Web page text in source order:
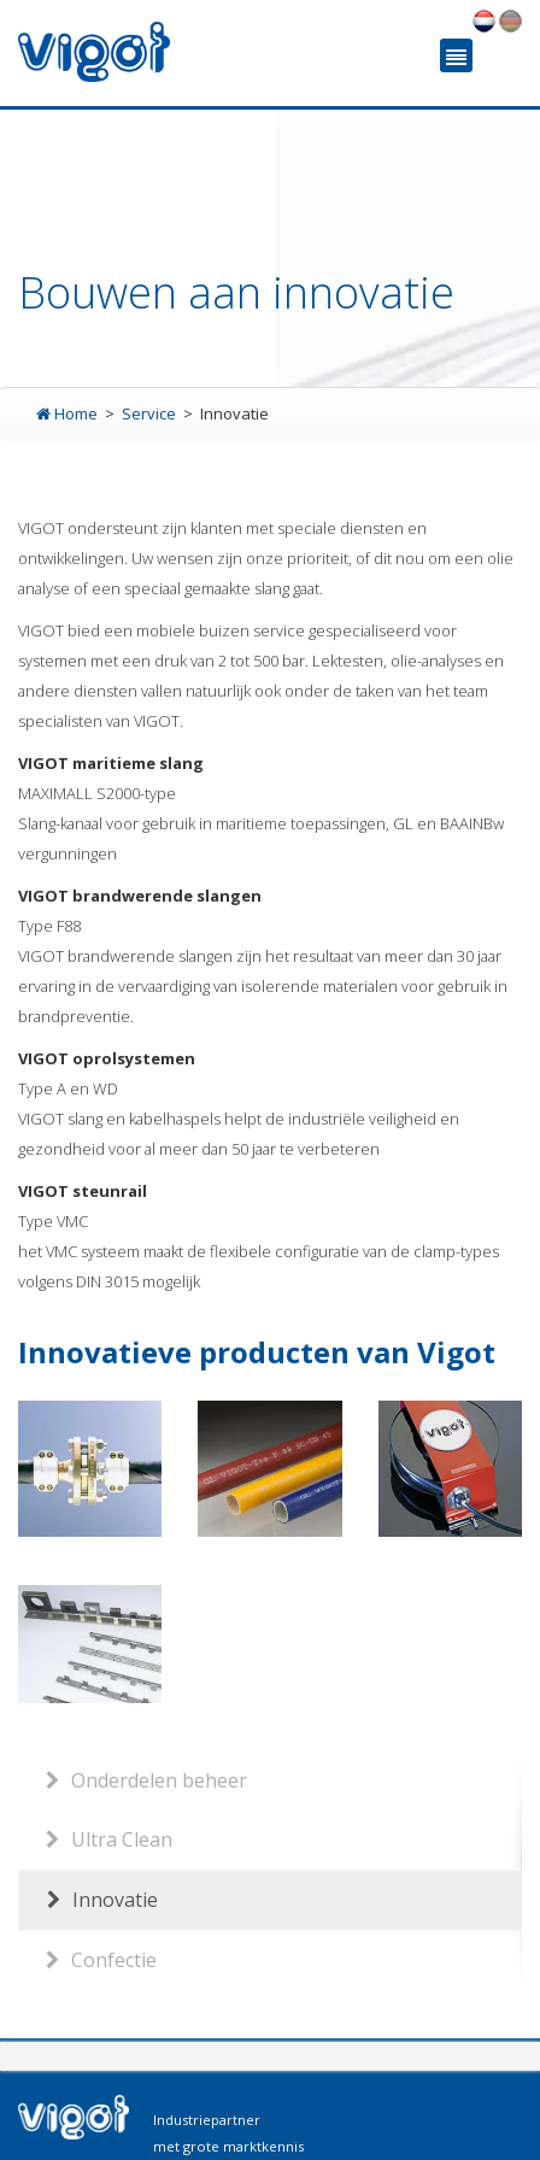
Bouwen aan innovatie
Home Service Innovatie
VIGOT ondersteunt zijn klanten met speciale diensten en
ontwikkelingen. Uw wensen zijn onze prioriteit, of dit nou om een olie
analyse of een speciaal gemaakte slang gaat.
VIGOT bied een mobiele buizen service gespecialiseerd voor
systemen met een druk van 2 tot 500 bar. Lektesten, olie-analyses en
andere diensten vallen natuurlijk ook onder de taken van het team
specialisten van VIGOT.
VIGOT maritieme slang
MAXIMALL S2000-type
Slang-kanaal voor gebruik in maritieme toepassingen, GL en BAAINBw
vergunningen
VIGOT brandwerende slangen
Type F88
VIGOT brandwerende slangen zijn het resultaat van meer dan 30 jaar
ervaring in de vervaardiging van isolerende materialen voor gebruik in
brandpreventie.
VIGOT oprolsystemen
Type A en WD
VIGOT slang en kabelhaspels helpt de industriële veiligheid en
gezondheid voor al meer dan 50 jaar te verbeteren
VIGOT steunrail
Type VMC
het VMC systeem maakt de flexibele configuratie van de clamp-types
volgens DIN 3015 mogelijk
Innovatieve producten van Vigot
Onderdelen beheer
Ultra Clean
Innovatie
Confectie
Industriepartner
met grote marktkennis